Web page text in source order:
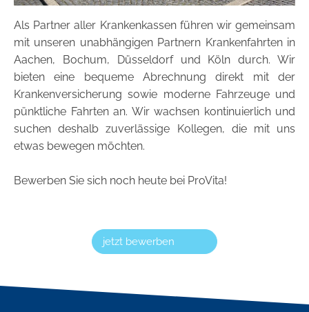
Als Partner aller Krankenkassen führen wir gemeinsam
mit unseren unabhängigen Partnern Krankenfahrten in
Aachen, Bochum, Düsseldorf und Köln durch. Wir
bieten eine bequeme Abrechnung direkt mit der
Krankenversicherung sowie moderne Fahrzeuge und
pünktliche Fahrten an. Wir wachsen kontinuierlich und
suchen deshalb zuverlässige Kollegen, die mit uns
etwas bewegen möchten.
Bewerben Sie sich noch heute bei ProVita!
jetzt bewerben